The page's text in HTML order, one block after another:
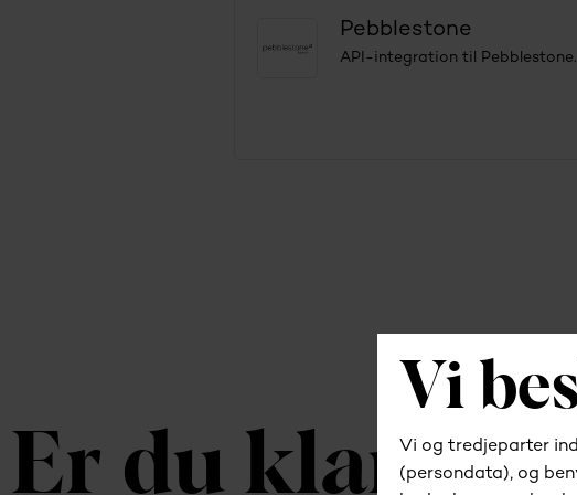
Pebblestone
API-integration til Pebblestone.
Er du klar til